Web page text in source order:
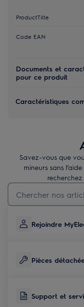
ProductTitle
Code EAN
Documents et
pour ce produit
Caractéristiques
Savez-vous que
mineurs sans
Taper pour rechercher des
Rejoindre
Pièces
Support et